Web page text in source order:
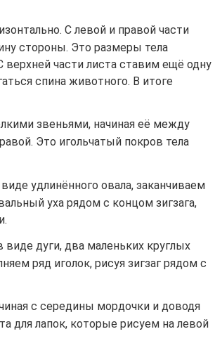
С левой и правой части
стороны. Это размеры тела
части листа ставим ещё одну
спина животного. В итоге
звеньями, начиная её между
Это игольчатый покров тела
удлинённого овала, заканчиваем
уха рядом с концом зигзага,
дуги, два маленьких круглых
ряд иголок, рисуя зигзаг рядом с
с середины мордочки и доводя
для лапок, которые рисуем на левой